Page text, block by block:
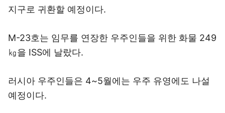
지구로 귀환할 예정이다.
M-23호는 임무를 연장한 우주인들을 위한 화물 249
㎏을 ISS에 날랐다.
러시아 우주인들은 4~5월에는 우주 유영에도 나설
예정이다.